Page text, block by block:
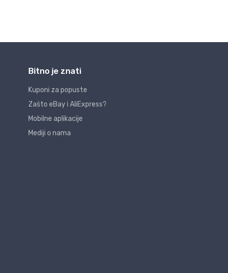
Bitno je znati
Kuponi za popuste
Zašto eBay i AliExpress?
Mobilne aplikacije
Mediji o nama